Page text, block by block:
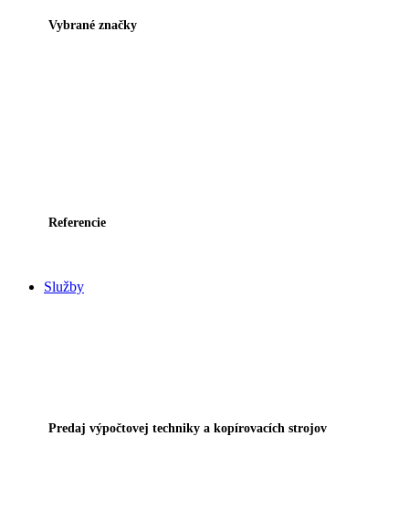
Vybrané značky
Referencie
Služby
Predaj výpočtovej techniky a kopírovacích strojov